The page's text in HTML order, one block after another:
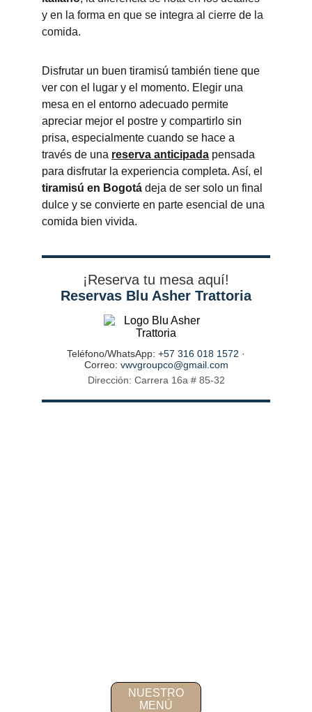
y en la forma en que se integra al cierre de la
comida.
Disfrutar un buen tiramisú también tiene que
ver con el lugar y el momento. Elegir una
mesa en el entorno adecuado permite
apreciar mejor el postre y compartirlo sin
prisa, especialmente cuando se hace a
través de una reserva anticipada pensada
para disfrutar la experiencia completa. Así, el
tiramisú en Bogotá deja de ser solo un final
dulce y se convierte en parte esencial de una
comida bien vivida.
NUESTRO
MENÚ